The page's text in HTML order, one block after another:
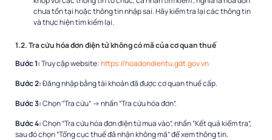
chưa tồn tại hoặc thông tin nhập sai. Hãy kiểm tra lại các thông tin
và thực hiện tìm kiếm lại.
1.2. Tra cứu hóa đơn điện tử không có mã của cơ quan thuế
Bước 1:Truy cập website:https://hoadondientu.gdt.gov.vn
Bước 2:Đăng nhập bằng tài khoản đã được cơ quan thuế cấp.
Bước 3:Chọn “Tra cứu” → nhấn “Tra cứu hóa đơn”.
Bước 4:Chọn “Tra cứu hóa đơn điện tử mua vào”, nhấn “Kết quả kiểm tra”,
sau đó chọn “Tổng cục thuế đã nhận không mã” để xem thông tin.